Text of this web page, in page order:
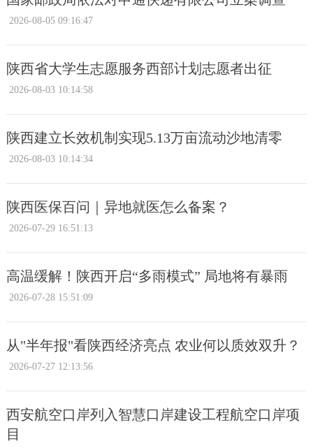
2026-08-05 09:16:47
陕西省大学生志愿服务西部计划志愿者出征
2026-08-03 10:14:58
陕西建立长效机制实现5.13万亩流动沙地清零
2026-08-03 10:14:34
陕西医保百问｜异地就医怎么备案？
2026-07-29 16:51:13
高温缓解！陕西开启“多雨模式” 局地将有暴雨
2026-07-28 15:51:09
从"半年报"看陕西经济亮点 农业何以质效双升？
2026-07-27 12:13:56
西安航空口岸列入智慧口岸建设工程航空口岸项
目